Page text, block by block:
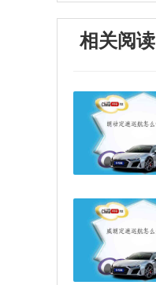
相关阅读